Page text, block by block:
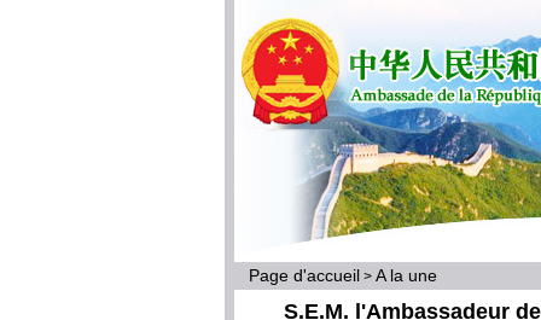
Page d'accueil > A la une
S.E.M. l'Ambassadeur